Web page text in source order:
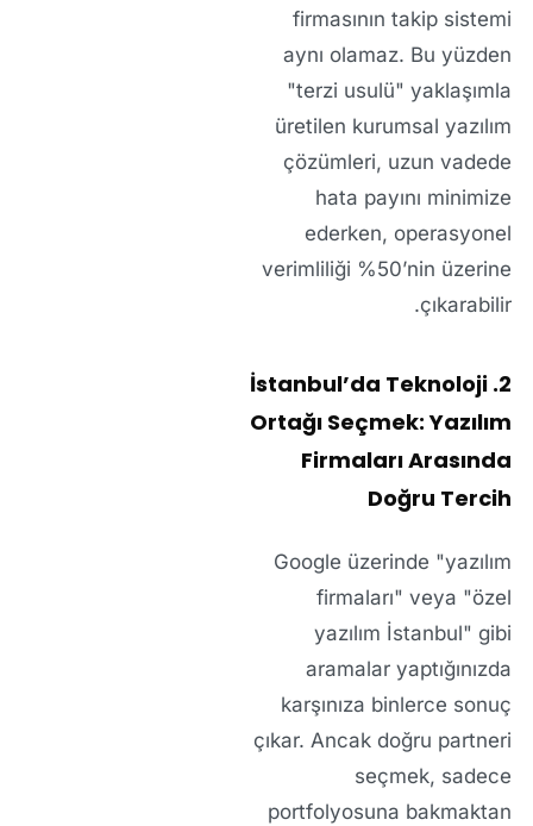
firmasının takip sistemi
aynı olamaz. Bu yüzden
"terzi usulü" yaklaşımla
üretilen kurumsal yazılım
çözümleri, uzun vadede
hata payını minimize
ederken, operasyonel
verimliliği %50’nin üzerine
çıkarabilir.
2. İstanbul’da Teknoloji
Ortağı Seçmek: Yazılım
Firmaları Arasında
Doğru Tercih
Google üzerinde "yazılım
firmaları" veya "özel
yazılım İstanbul" gibi
aramalar yaptığınızda
karşınıza binlerce sonuç
çıkar. Ancak doğru partneri
seçmek, sadece
portfolyosuna bakmaktan